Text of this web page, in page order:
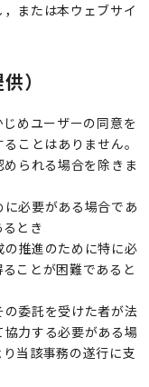
または本ウェブサイ
）
めユーザーの同意を
ことはありません。
られる場合を除きま
必要がある場合であ
とき
推進のために特に必
ことが困難であると
委託を受けた者が法
力する必要がある場
当該事務の遂行に支